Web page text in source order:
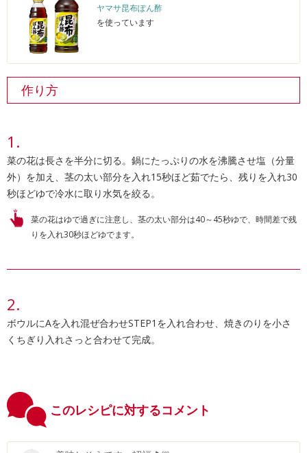
ヤマサ昆布ぽん酢
を使っています
作り方
菜の花は長さを半分に切る。鍋にたっぷりの水を沸騰させ塩（分量
外）を加え、茎の太い部分を入れ15秒ほど茹でたら、残りを入れ30
秒ほどゆで冷水に取り水気を絞る。
菜の花はゆで過ぎに注意し、茎の太い部分は40～45秒ゆで、時間差で残
りを入れ30秒ほどゆでます。
ボウルにAを入れ混ぜ合わせSTEP1を入れ合わせ、焼きのりを小さ
くちぎり入れさっと合わせて完成。
このレシピに対するコメント